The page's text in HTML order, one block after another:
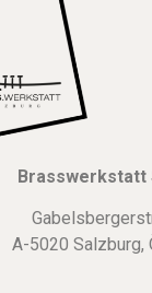
Brasswerkstatt
A-5020 Salzburg,